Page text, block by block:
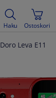
Haku Ostoskori
Doro Leva E11